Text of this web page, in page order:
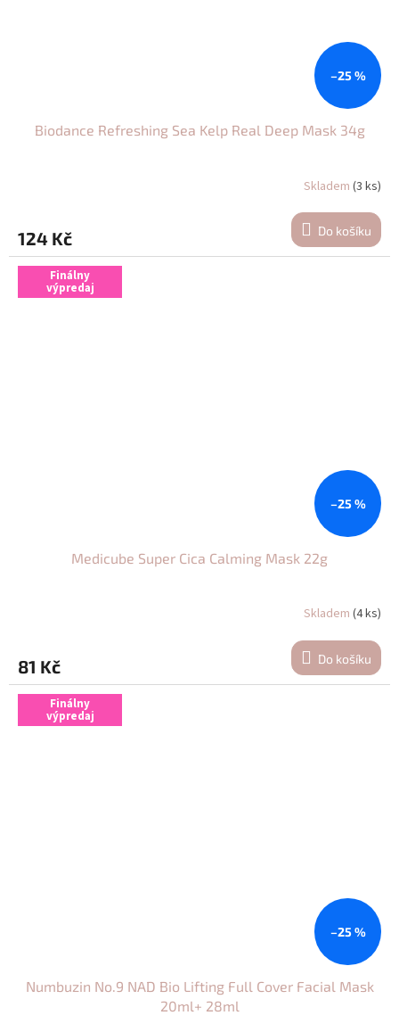
–25 %
Biodance Refreshing Sea Kelp Real Deep Mask 34g
Skladem (3 ks)
124 Kč Do košíku
Finálny
výpredaj
–25 %
Medicube Super Cica Calming Mask 22g
Skladem (4 ks)
81 Kč Do košíku
Finálny
výpredaj
–25 %
Numbuzin No.9 NAD Bio Lifting Full Cover Facial Mask
20ml+ 28ml